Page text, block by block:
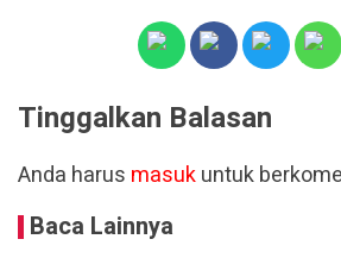
Tinggalkan Balasan
Anda harus masukuntuk
Baca Lainnya